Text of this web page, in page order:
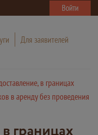
Войти
Для заявителей
в границах
в аренду без проведения